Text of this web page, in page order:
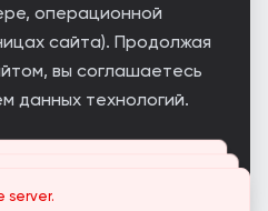
операционной
сайта). Продолжая
вы соглашаетесь
данных технологий.
server.